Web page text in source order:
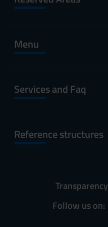
Menu
Services and Faq
Reference structures
Transparency
Follow us on: